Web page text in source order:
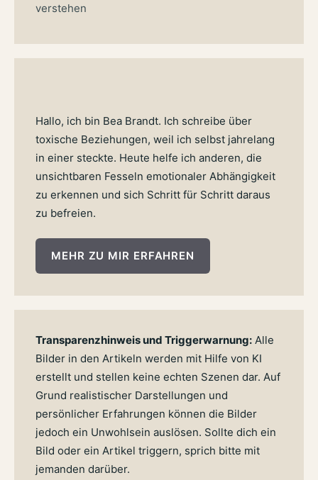
verstehen
Hallo, ich bin Bea Brandt. Ich schreibe über
toxische Beziehungen, weil ich selbst jahrelang
in einer steckte. Heute helfe ich anderen, die
unsichtbaren Fesseln emotionaler Abhängigkeit
zu erkennen und sich Schritt für Schritt daraus
zu befreien.
MEHR ZU MIR ERFAHREN
Transparenzhinweis und Triggerwarnung: Alle
Bilder in den Artikeln werden mit Hilfe von KI
erstellt und stellen keine echten Szenen dar. Auf
Grund realistischer Darstellungen und
persönlicher Erfahrungen können die Bilder
jedoch ein Unwohlsein auslösen. Sollte dich ein
Bild oder ein Artikel triggern, sprich bitte mit
jemanden darüber.